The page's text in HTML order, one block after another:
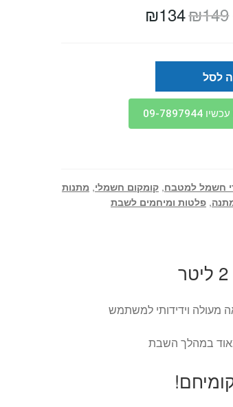
₪149 המחיר
המקורי₪134
לסל
7897944
חשמל למטבח,קומקום חשמלי, מתנות
,פלטות ומיחמים לשבת
מעולה וידידותי למשתמש
במהלך השבת